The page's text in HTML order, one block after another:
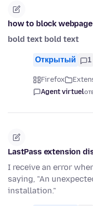
how to block
bold text bold text
Открытый 1
Firefox
Agent virtuel
LastPass extension
I receive an error
saying, "An
installation."